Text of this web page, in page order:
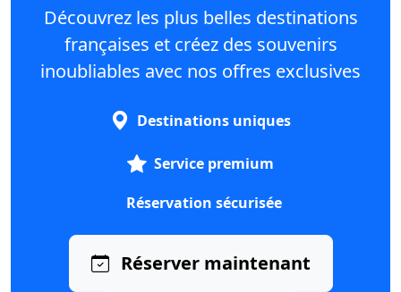
Découvrez les plus belles destinations
françaises et créez des souvenirs
inoubliables avec nos offres exclusives
Destinations uniques
Service premium
Réservation sécurisée
Réserver maintenant